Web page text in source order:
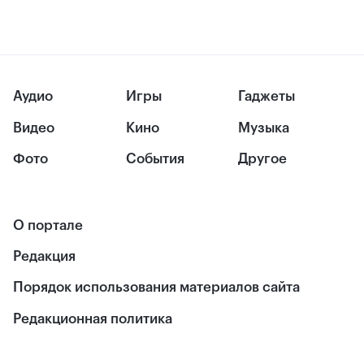
Аудио
Видео
Фото
Игры
Кино
События
Гаджеты
Музыка
Другое
О портале
Редакция
Порядок использования материалов сайта
Редакционная политика